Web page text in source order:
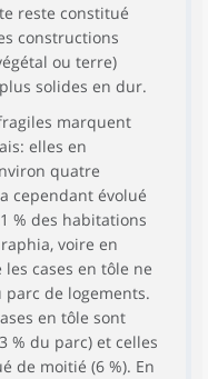
reste constitué
constructions
ou terre)
solides en dur.
marquent
elles en
quatre
cependant évolué
% des habitations
voire en
cases en tôle ne
de logements.
en tôle sont
% du parc) et celles
de moitié (6 %). En